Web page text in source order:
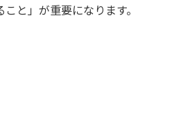
と」が重要になります。